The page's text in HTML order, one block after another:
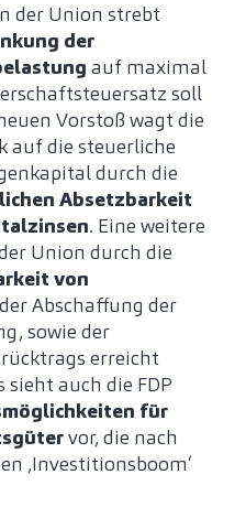
der Union strebt
der
auf maximal
soll
Vorstoß wagt die
auf die steuerliche
durch die
Absetzbarkeit
. Eine weitere
Union durch die
von
Abschaffung der
sowie der
erreicht
auch die FDP
für
vor, die nach
‚Investitionsboom‘